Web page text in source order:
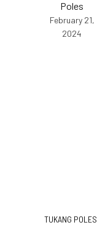
Poles
February 21,
2024
TUKANG POLES